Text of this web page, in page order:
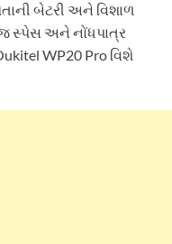
બેટરી અને વિશાળ
સ્પેસ અને નોંધપાત્ર
WP20 Pro વિશે